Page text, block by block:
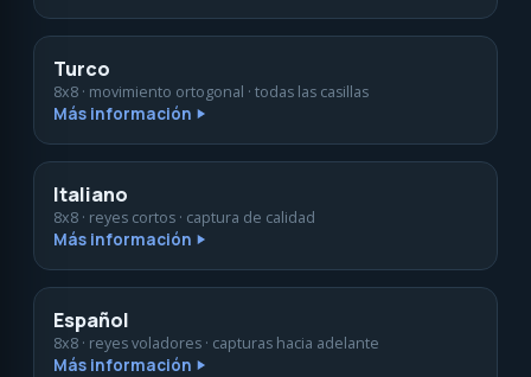
Turco
8x8 · movimiento ortogonal · todas las casillas
Más información
Italiano
8x8 · reyes cortos · captura de calidad
Más información
Español
8x8 · reyes voladores · capturas hacia adelante
Más información